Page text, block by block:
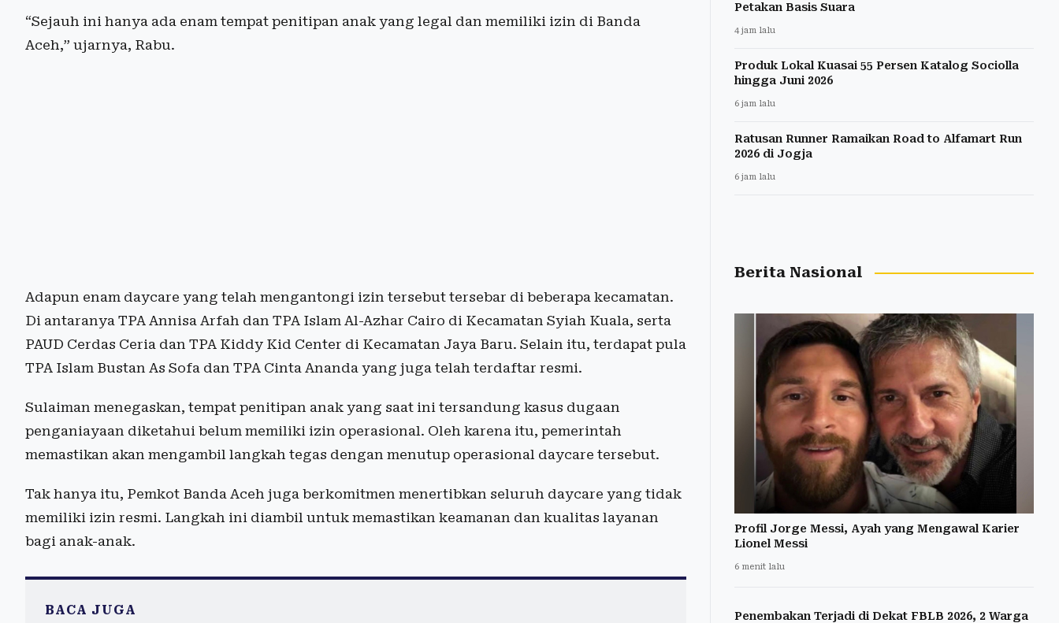
“Sejauh ini hanya ada enam tempat penitipan anak yang legal dan memiliki izin di Banda
Aceh,” ujarnya, Rabu.
Adapun enam daycare yang telah mengantongi izin tersebut tersebar di beberapa kecamatan.
Di antaranya TPA Annisa Arfah dan TPA Islam Al-Azhar Cairo di Kecamatan Syiah Kuala, serta
PAUD Cerdas Ceria dan TPA Kiddy Kid Center di Kecamatan Jaya Baru. Selain itu, terdapat pula
TPA Islam Bustan As Sofa dan TPA Cinta Ananda yang juga telah terdaftar resmi.
Sulaiman menegaskan, tempat penitipan anak yang saat ini tersandung kasus dugaan
penganiayaan diketahui belum memiliki izin operasional. Oleh karena itu, pemerintah
memastikan akan mengambil langkah tegas dengan menutup operasional daycare tersebut.
Tak hanya itu, Pemkot Banda Aceh juga berkomitmen menertibkan seluruh daycare yang tidak
memiliki izin resmi. Langkah ini diambil untuk memastikan keamanan dan kualitas layanan
bagi anak-anak.
BACA JUGA
Petakan Basis Suara
4 jam lalu
Produk Lokal Kuasai 55 Persen Katalog Sociolla
hingga Juni 2026
6 jam lalu
Ratusan Runner Ramaikan Road to Alfamart Run
2026 di Jogja
6 jam lalu
Berita Nasional
Profil Jorge Messi, Ayah yang Mengawal Karier
Lionel Messi
6 menit lalu
Penembakan Terjadi di Dekat FBLB 2026, 2 Warga